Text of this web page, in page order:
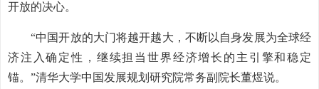
开放的决心。
“中国开放的大门将越开越大，不断以自身发展为全球经
济注入确定性，继续担当世界经济增长的主引擎和稳定
锚。”清华大学中国发展规划研究院常务副院长董煜说。